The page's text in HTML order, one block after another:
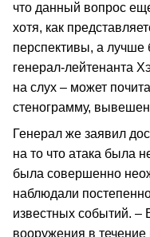
что данный вопрос
хотя, как
перспективы, а лучше
генерал-лейтенанта
на слух – может
стенограмму,
Генерал же заявил
на то что атака была
была совершенно
наблюдали
известных событий. –
вооружения в